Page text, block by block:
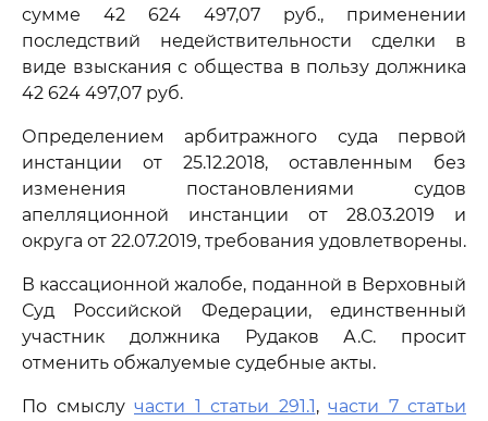
сумме 42 624 497,07 руб., применении
последствий недействительности сделки в
виде взыскания с общества в пользу должника
42 624 497,07 руб.
Определением арбитражного суда первой
инстанции от 25.12.2018, оставленным без
изменения постановлениями судов
апелляционной инстанции от 28.03.2019 и
округа от 22.07.2019, требования удовлетворены.
В кассационной жалобе, поданной в Верховный
Суд Российской Федерации, единственный
участник должника Рудаков А.С. просит
отменить обжалуемые судебные акты.
По смыслу части 1 статьи 291.1, части 7 статьи